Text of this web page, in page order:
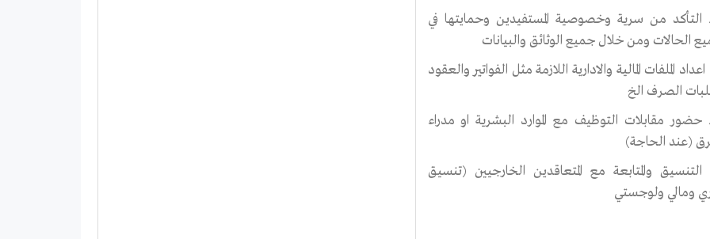
13. التأكد من سرية وخصوصية المستفيدين وحمايتها في
الحالات ومن خلال جميع الوثائق والبيانات
اعداد الملفات المالية والادارية اللازمة مثل الفواتير والعقود
الصرف الخ
16. حضور مقابلات التوظيف مع الموارد البشرية او مدراء
(عند الحاجة)
التنسيق والمتابعة مع المتعاقدين الخارجيين (تنسيق
ومالي ولوجستي